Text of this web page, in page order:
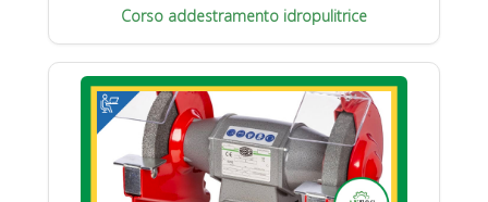
Corso addestramento idropulitrice